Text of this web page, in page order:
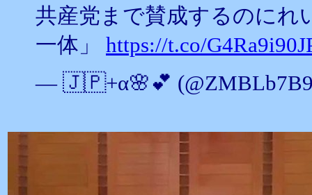
共産党まで賛成するのにれ
一体」 https://t.co/
— 🇯🇵+α🌸💕